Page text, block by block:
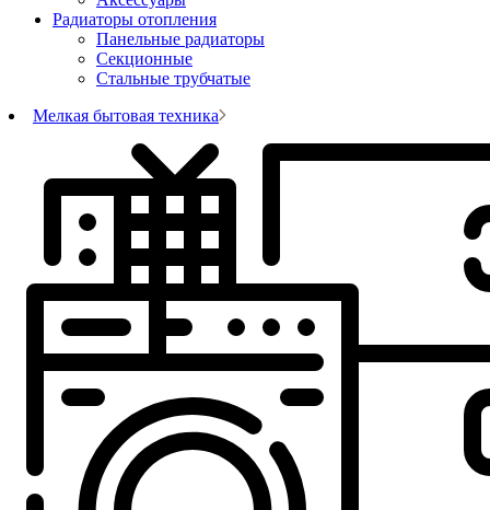
Радиаторы отопления
Панельные радиаторы
Секционные
Стальные трубчатые
Мелкая бытовая техника